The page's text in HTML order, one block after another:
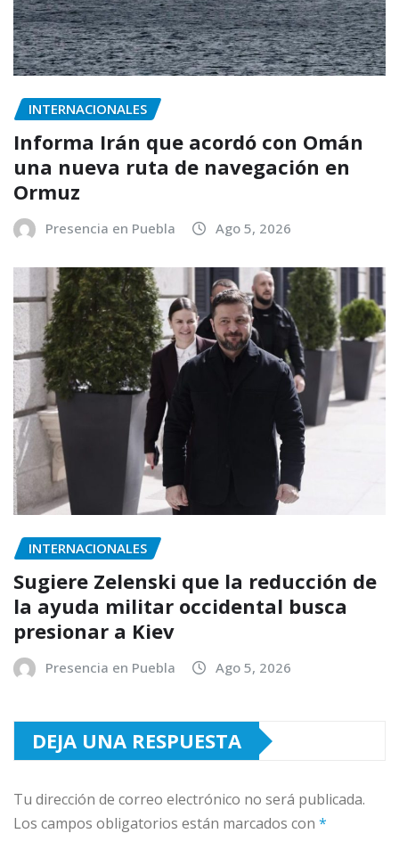
INTERNACIONALES
Informa Irán que acordó con Omán
una nueva ruta de navegación en
Ormuz
Presencia en Puebla Ago 5, 2026
INTERNACIONALES
Sugiere Zelenski que la reducción de
la ayuda militar occidental busca
presionar a Kiev
Presencia en Puebla Ago 5, 2026
DEJA UNA RESPUESTA
Tu dirección de correo electrónico no será publicada.
Los campos obligatorios están marcados con *